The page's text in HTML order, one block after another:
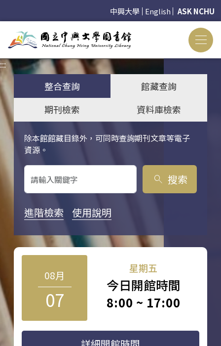
中興大學 English ASK NCHU
:::
整合查詢
館藏查詢
期刊檢索
資料庫檢索
除本館館藏目錄外，可同時查詢期刊文章等電子
資源。
關鍵字搜尋
search 搜索
進階檢索 使用說明
08月
07
星期五
今日開館時間
8:00 ~ 17:00